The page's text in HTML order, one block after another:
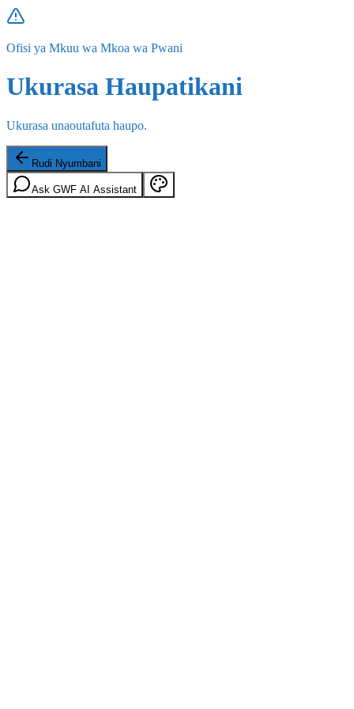
Ofisi ya Mkuu wa Mkoa wa Pwani
Ukurasa Haupatikani
Ukurasa unaoutafuta haupo.
Rudi Nyumbani
Ask GWF AI Assistant